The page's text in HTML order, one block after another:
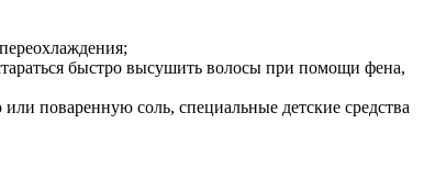
быстро высушить волосы при помощи фена,
поваренную соль, специальные детские средства